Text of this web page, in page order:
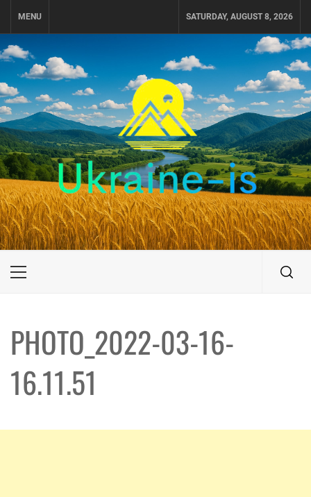
MENU SATURDAY, AUGUST 8, 2026
UKRAINE-IS
ПУТЕШЕСТВИЕ ПО УКРАИНЕ
Primary
PHOTO_2022-03-16-
16.11.51